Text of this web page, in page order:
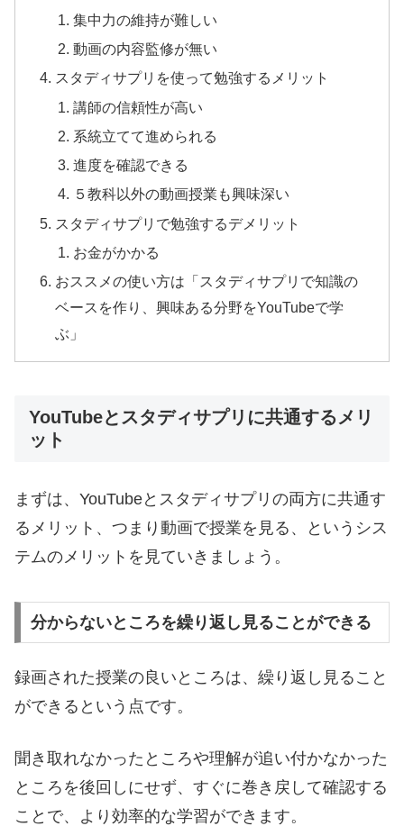
集中力の維持が難しい
動画の内容監修が無い
スタディサプリを使って勉強するメリット
講師の信頼性が高い
系統立てて進められる
進度を確認できる
５教科以外の動画授業も興味深い
スタディサプリで勉強するデメリット
お金がかかる
おススメの使い方は「スタディサプリで知識の
ベースを作り、興味ある分野をYouTubeで学
ぶ」
YouTubeとスタディサプリに共通するメリ
ット
まずは、YouTubeとスタディサプリの両方に共通す
るメリット、つまり動画で授業を見る、というシス
テムのメリットを見ていきましょう。
分からないところを繰り返し見ることができる
録画された授業の良いところは、繰り返し見ること
ができるという点です。
聞き取れなかったところや理解が追い付かなかった
ところを後回しにせず、すぐに巻き戻して確認する
ことで、より効率的な学習ができます。